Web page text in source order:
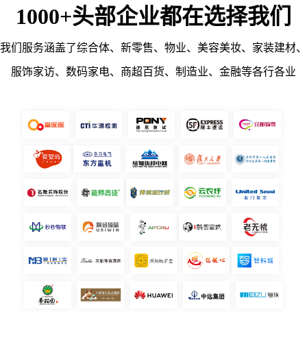
1000+头部企业都在选择我们
我们服务涵盖了综合体、新零售、物业、美容美妆、家装建材、
服饰家访、数码家电、商超百货、制造业、金融等各行各业